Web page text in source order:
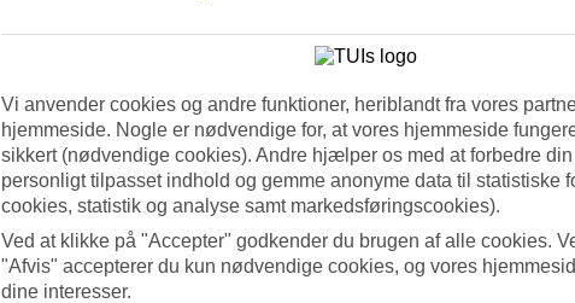
Vi anvender cookies og andre funktioner, heriblandt fra vores
hjemmeside. Nogle er nødvendige for, at vores hjemmeside
sikkert (nødvendige cookies). Andre hjælper os med at forbedre
personligt tilpasset indhold og gemme anonyme data til statistiske
cookies, statistik og analyse samt markedsføringscookies).
Ved at klikke på "Accepter" godkender du brugen af alle cookies.
"Afvis" accepterer du kun nødvendige cookies, og vores
dine interesser.